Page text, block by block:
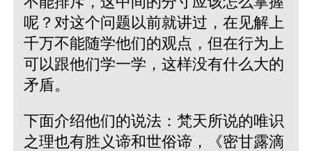
呢？对这个问题以前就讲过，在见解上
千万不能随学他们的观点，但在行为上
可以跟他们学一学，这样没有什么大的
矛盾。
下面介绍他们的说法：梵天所说的唯识
之理也有胜义谛和世俗谛，《密甘露滴